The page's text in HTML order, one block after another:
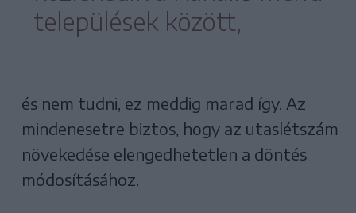
települések között,
és nem tudni, ez meddig marad így. Az
mindenesetre biztos, hogy az utaslétszám
növekedése elengedhetetlen a döntés
módosításához.